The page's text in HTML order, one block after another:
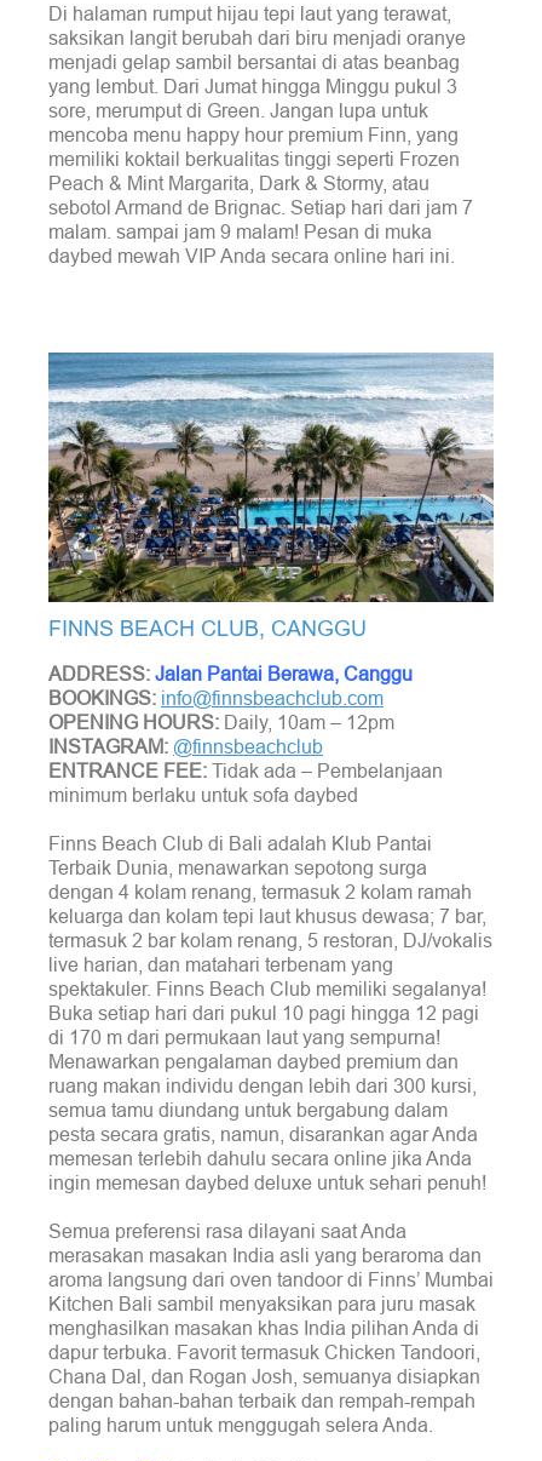
Di halaman rumput hijau tepi laut yang terawat,
saksikan langit berubah dari biru menjadi oranye
menjadi gelap sambil bersantai di atas beanbag
yang lembut. Dari Jumat hingga Minggu pukul 3
sore, merumput di Green. Jangan lupa untuk
mencoba menu happy hour premium Finn, yang
memiliki koktail berkualitas tinggi seperti Frozen
Peach & Mint Margarita, Dark & Stormy, atau
sebotol Armand de Brignac. Setiap hari dari jam 7
malam. sampai jam 9 malam! Pesan di muka
daybed mewah VIP Anda secara online hari ini.
FINNS BEACH CLUB, CANGGU
ADDRESS: Jalan Pantai Berawa, Canggu
BOOKINGS: info@finnsbeachclub.com
OPENING HOURS: Daily, 10am – 12pm
INSTAGRAM: @finnsbeachclub
ENTRANCE FEE: Tidak ada – Pembelanjaan
minimum berlaku untuk sofa daybed
Finns Beach Club di Bali adalah Klub Pantai
Terbaik Dunia, menawarkan sepotong surga
dengan 4 kolam renang, termasuk 2 kolam ramah
keluarga dan kolam tepi laut khusus dewasa; 7 bar,
termasuk 2 bar kolam renang, 5 restoran, DJ/vokalis
live harian, dan matahari terbenam yang
spektakuler. Finns Beach Club memiliki segalanya!
Buka setiap hari dari pukul 10 pagi hingga 12 pagi
di 170 m dari permukaan laut yang sempurna!
Menawarkan pengalaman daybed premium dan
ruang makan individu dengan lebih dari 300 kursi,
semua tamu diundang untuk bergabung dalam
pesta secara gratis, namun, disarankan agar Anda
memesan terlebih dahulu secara online jika Anda
ingin memesan daybed deluxe untuk sehari penuh!
Semua preferensi rasa dilayani saat Anda
merasakan masakan India asli yang beraroma dan
aroma langsung dari oven tandoor di Finns’ Mumbai
Kitchen Bali sambil menyaksikan para juru masak
menghasilkan masakan khas India pilihan Anda di
dapur terbuka. Favorit termasuk Chicken Tandoori,
Chana Dal, dan Rogan Josh, semuanya disiapkan
dengan bahan-bahan terbaik dan rempah-rempah
paling harum untuk menggugah selera Anda.